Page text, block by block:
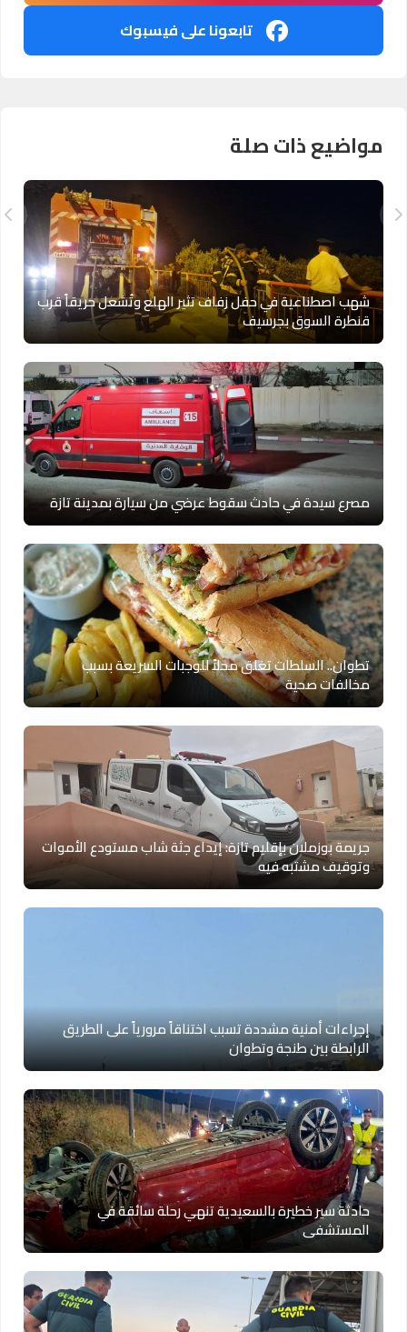
تابعونا على فيسبوك
مواضيع ذات صلة
شهب اصطناعية في حفل زفاف تثير الهلع وتُشعل حريقاً قرب
قنطرة السوق بجرسيف
مصرع سيدة في حادث سقوط عرضي من سيارة بمدينة تازة
تطوان.. السلطات تغلق محلاً للوجبات السريعة بسبب
مخالفات صحية
جريمة بوزملان بإقليم تازة: إيداع جثة شاب مستودع الأموات
وتوقيف مشتبه فيه
إجراءات أمنية مشددة تسبب اختناقاً مرورياً على الطريق
الرابطة بين طنجة وتطوان
حادثة سير خطيرة بالسعيدية تنهي رحلة سائقة في
المستشفى